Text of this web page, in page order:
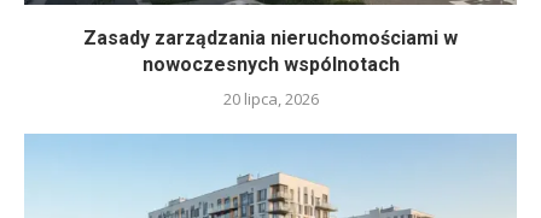
Zasady zarządzania nieruchomościami w
nowoczesnych wspólnotach
20 lipca, 2026